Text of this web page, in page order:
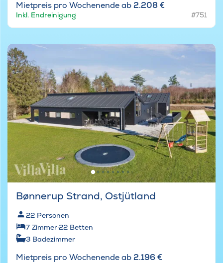
Mietpreis pro Wochenende ab 2.208 €
Inkl. Endreinigung #751
Bønnerup Strand, Ostjütland
22 Personen
7 Zimmer·22 Betten
3 Badezimmer
Mietpreis pro Wochenende ab 2.196 €